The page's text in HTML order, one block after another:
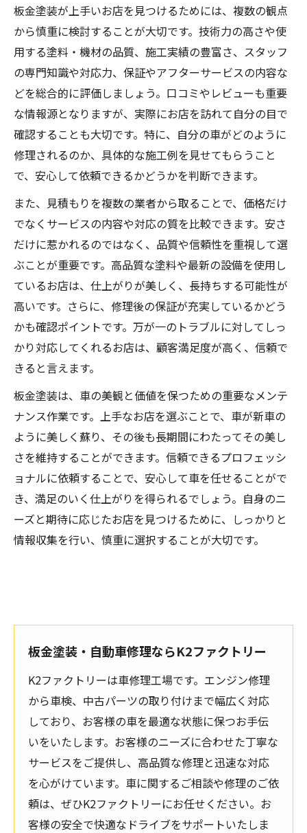
板金塗装が上手いお店を見つけるためには、複数の観点
から慎重に検討することが大切です。技術力の高さや使
用する塗料・機材の品質、施工実績の豊富さ、スタッフ
の専門知識や対応力、保証やアフターサービスの内容な
どを総合的に評価しましょう。口コミやレビューも重要
な情報源となりますが、実際にお店を訪れて自分の目で
確認することも大切です。特に、自分の車がどのように
修理されるのか、具体的な施工例を見せてもらうこと
で、安心して依頼できるかどうかを判断できます。
また、見積もりを複数の業者から取ることで、価格だけ
でなくサービスの内容や対応の質を比較できます。安さ
だけに惹かれるのではなく、品質や信頼性を重視して選
ぶことが重要です。高品質な塗料や最新の設備を使用し
ているお店は、仕上がりが美しく、長持ちする可能性が
高いです。さらに、修理後の保証が充実しているかどう
かも確認ポイントです。万が一のトラブルに対してしっ
かり対応してくれるお店は、顧客満足度が高く、信頼で
きると言えます。
板金塗装は、車の美観と価値を保つための重要なメンテ
ナンス作業です。上手なお店を選ぶことで、車が新車の
ように美しく蘇り、その後も長期間にわたってその美し
さを維持することができます。信頼できるプロフェッシ
ョナルに依頼することで、安心して車を任せることがで
き、満足のいく仕上がりを得られるでしょう。自身のニ
ーズと期待に応じたお店を見つけるために、しっかりと
情報収集を行い、慎重に選択することが大切です。
板金塗装・自動車修理ならK2ファクトリー
K2ファクトリーは車修理工場です。エンジン修理
から車検、中古パーツの取り付けまで幅広く対応
しており、お客様の車を最適な状態に保つお手伝
いをいたします。お客様のニーズに合わせた丁寧な
サービスをご提供し、高品質な修理と迅速な対応
を心がけています。車に関するご相談や修理のご依
頼は、ぜひK2ファクトリーにお任せください。お
客様の安全で快適なドライブをサポートいたしま